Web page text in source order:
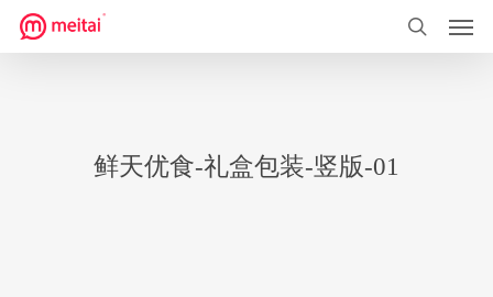
到
搜索
鲜天优食-礼盒包装-竖版-01